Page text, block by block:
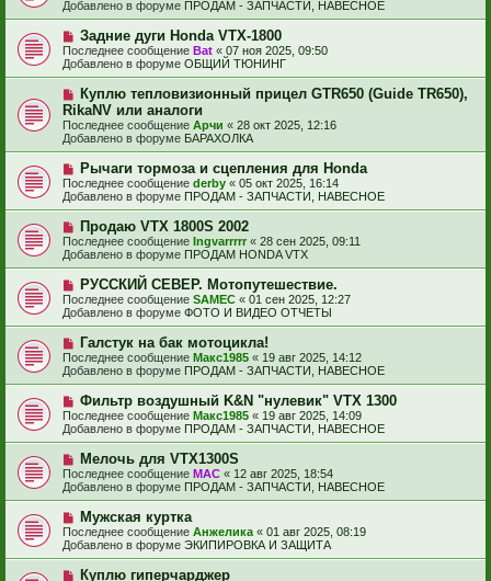
н
и
е
о
б
щ
е
н
и
е
е
с
о
о
б
щ
е
и
е
Добавлено в форуме ПРОДАМ - ЗАПЧАСТИ, НАВЕСНОЕ
Н
о
в
е
с
о
о
б
щ
е
и
е
Задние дуги Honda VTX-1800
Последнее сообщение Bat « 07 ноя 2025, 09:50
Добавлено в форуме ОБЩИЙ ТЮНИНГ
Н
о
в
о
е
с
о
б
щ
е
и
е
Куплю тепловизионный прицел GTR650 (Guide TR650),
RikaNV или аналоги
Последнее сообщение Арчи « 28 окт 2025, 12:16
Добавлено в форуме БАРАХОЛКА
Н
о
в
е
с
о
о
б
щ
е
н
и
е
Рычаги тормоза и сцепления для Honda
Последнее сообщение derby « 05 окт 2025, 16:14
Добавлено в форуме ПРОДАМ - ЗАПЧАСТИ, НАВЕСНОЕ
Н
о
в
е
с
о
о
б
щ
е
н
и
е
Продаю VTX 1800S 2002
Последнее сообщение Ingvarrrrr « 28 сен 2025, 09:11
Добавлено в форуме ПРОДАМ HONDA VTX
Н
о
в
е
с
о
о
б
щ
е
н
и
е
РУССКИЙ СЕВЕР. Мотопутешествие.
Последнее сообщение SAMEC « 01 сен 2025, 12:27
Добавлено в форуме ФОТО И ВИДЕО ОТЧЕТЫ
Н
о
в
с
о
о
б
щ
е
н
и
е
Галстук на бак мотоцикла!
Последнее сообщение Макс1985 « 19 авг 2025, 14:12
Добавлено в форуме ПРОДАМ - ЗАПЧАСТИ, НАВЕСНОЕ
Н
о
в
е
с
о
о
б
щ
е
н
и
е
Фильтр воздушный K&N "нулевик" VTX 1300
Последнее сообщение Макс1985 « 19 авг 2025, 14:09
Добавлено в форуме ПРОДАМ - ЗАПЧАСТИ, НАВЕСНОЕ
Н
о
в
е
с
о
о
б
щ
Мелочь для VTX1300S
Последнее сообщение МАС « 12 авг 2025, 18:54
Добавлено в форуме ПРОДАМ - ЗАПЧАСТИ, НАВЕСНОЕ
Н
о
в
е
Мужская куртка
Последнее сообщение Анжелика « 01 авг 2025, 08:19
Добавлено в форуме ЭКИПИРОВКА И ЗАЩИТА
НКуплю гиперчарджер